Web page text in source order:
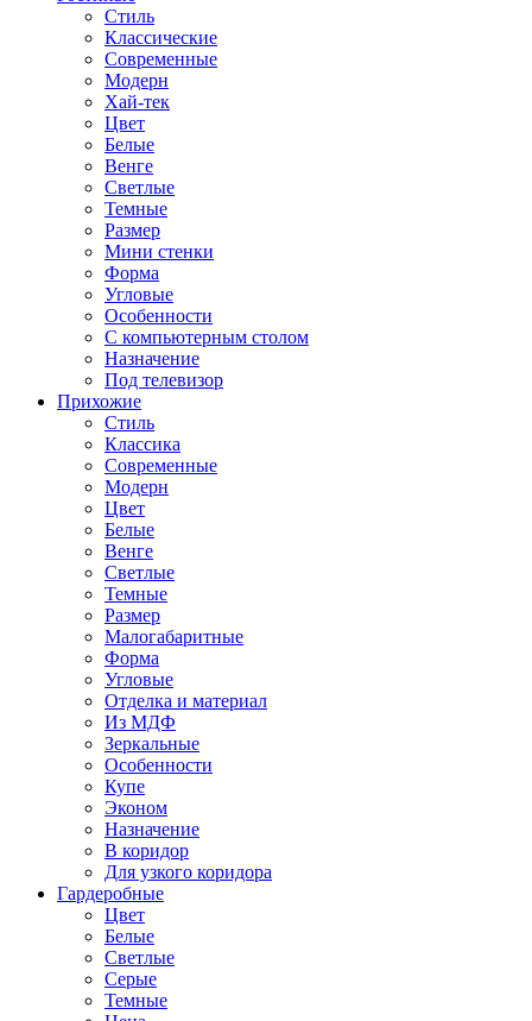
Стиль
Классические
Современные
Модерн
Хай-тек
Цвет
Белые
Венге
Светлые
Темные
Размер
Мини стенки
Форма
Угловые
Особенности
С компьютерным столом
Назначение
Под телевизор
Прихожие
Стиль
Классика
Современные
Модерн
Цвет
Белые
Венге
Светлые
Темные
Размер
Малогабаритные
Форма
Угловые
Отделка и материал
Из МДФ
Зеркальные
Особенности
Купе
Эконом
Назначение
В коридор
Для узкого коридора
Гардеробные
Цвет
Белые
Светлые
Серые
Темные